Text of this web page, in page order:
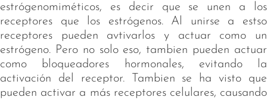
estrógenomiméticos, es decir que se unen a los
receptores que los estrógenos. Al unirse a estso
receptores pueden avtivarlos y actuar como un
estrógeno. Pero no solo eso, tambien pueden actuar
como bloqueadores hormonales, evitando la
activación del receptor. Tambien se ha visto que
pueden activar a más receptores celulares, causando